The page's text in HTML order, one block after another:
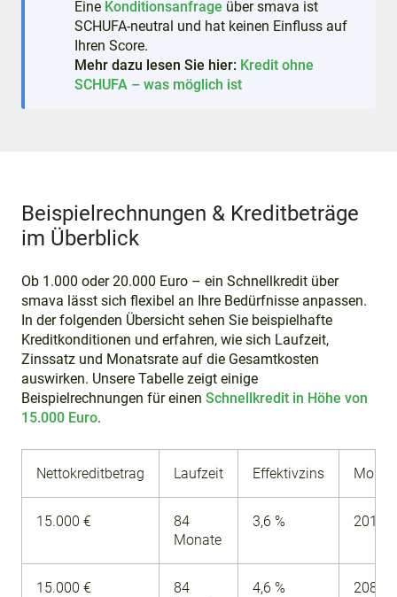
Eine Konditionsanfrage über smava ist
SCHUFA-neutral und hat keinen Einfluss auf
Ihren Score.
Mehr dazu lesen Sie hier: Kredit ohne
SCHUFA – was möglich ist
Beispielrechnungen & Kreditbeträge
im Überblick
Ob 1.000 oder 20.000 Euro – ein Schnellkredit über
smava lässt sich flexibel an Ihre Bedürfnisse anpassen.
In der folgenden Übersicht sehen Sie beispielhafte
Kreditkonditionen und erfahren, wie sich Laufzeit,
Zinssatz und Monatsrate auf die Gesamtkosten
auswirken. Unsere Tabelle zeigt einige
Beispielrechnungen für einen Schnellkredit in Höhe von
15.000 Euro.
Nettokreditbetrag Laufzeit Effektivzins
15.000 €
84
Monate
3,6 %
15.000 €
84
4,6 %